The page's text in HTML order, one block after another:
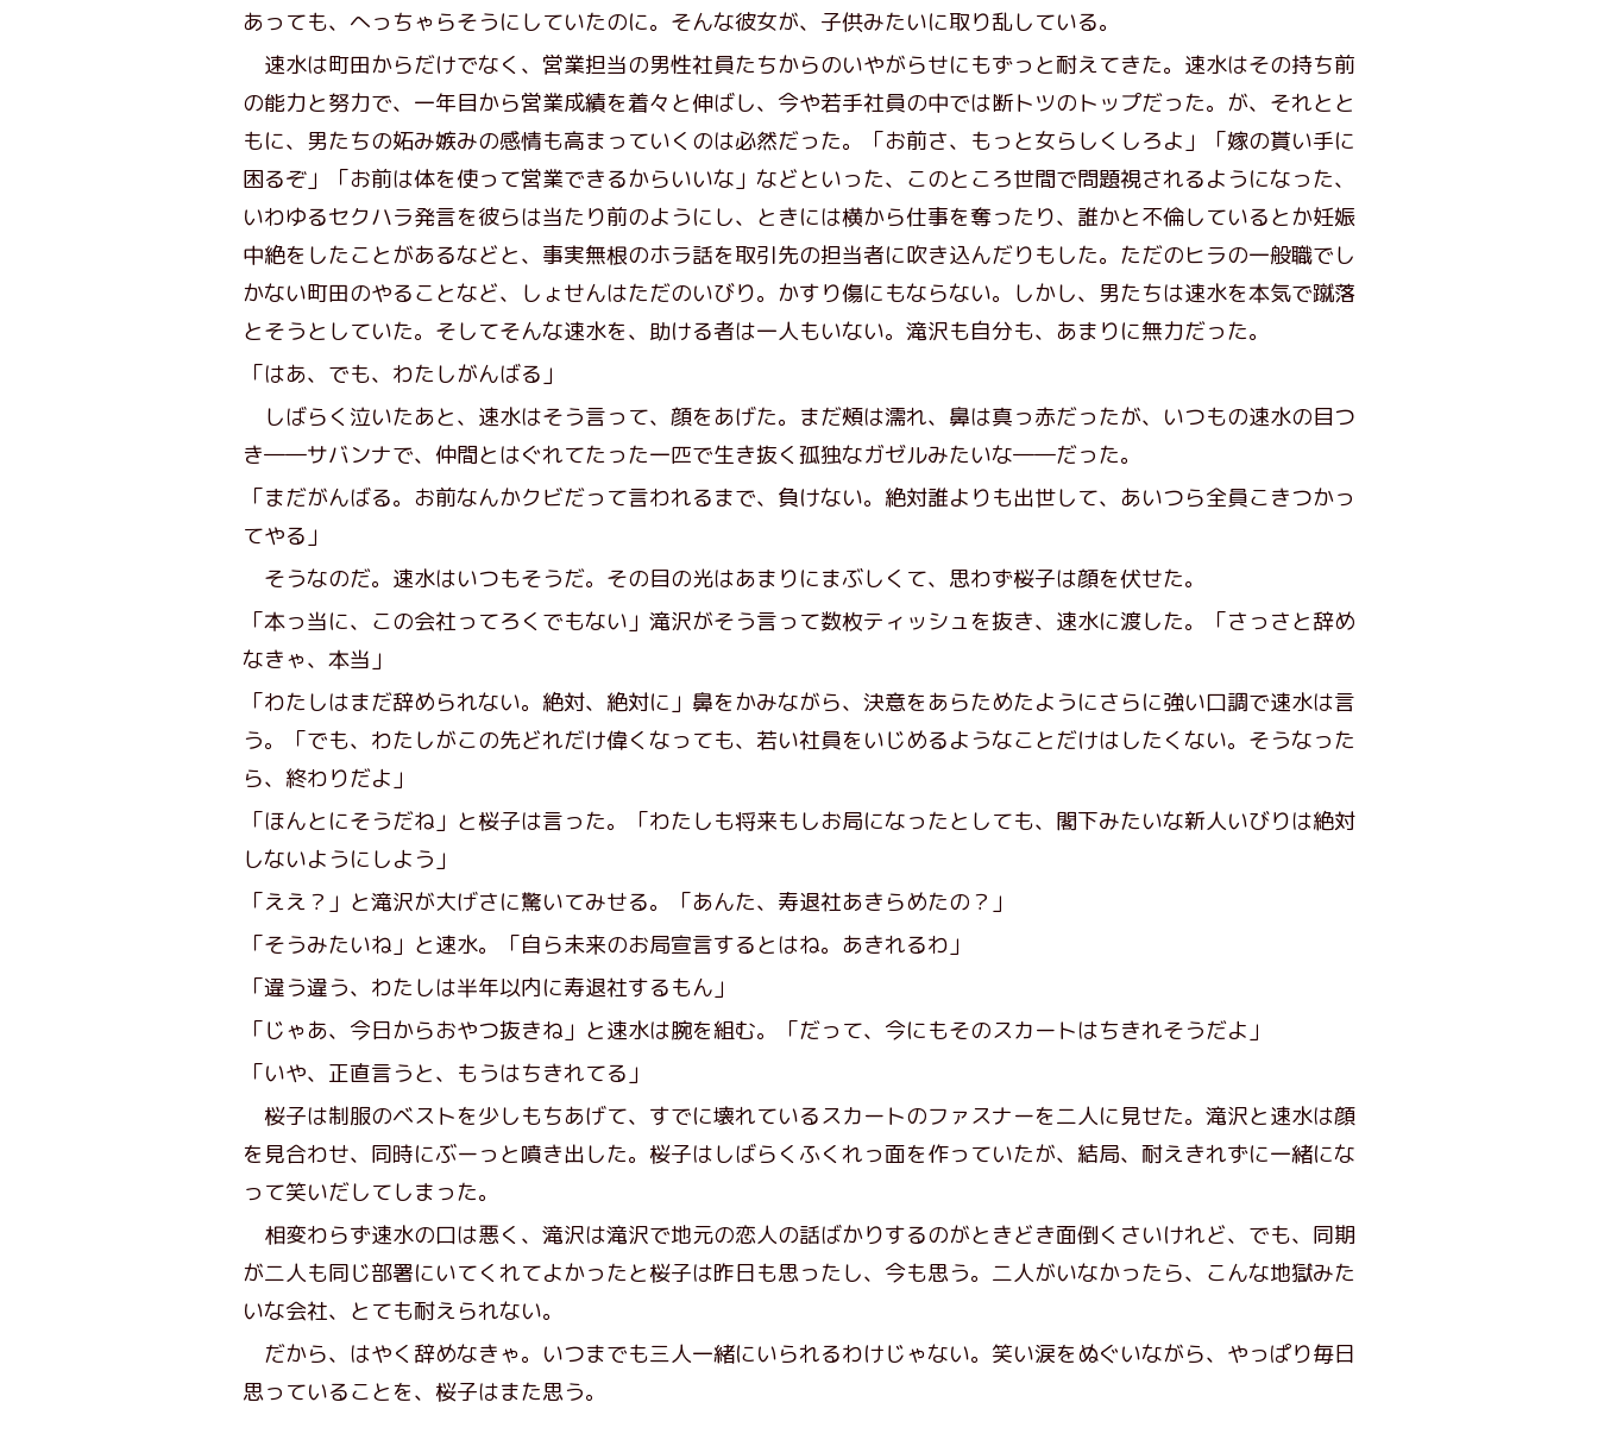
あっても、へっちゃらそうにしていたのに。そんな彼女が、子供みたいに取り乱している。
速水は町田からだけでなく、営業担当の男性社員たちからのいやがらせにもずっと耐えてきた。速水はその持ち前
の能力と努力で、一年目から営業成績を着々と伸ばし、今や若手社員の中では断トツのトップだった。が、それとと
もに、男たちの妬み嫉みの感情も高まっていくのは必然だった。「お前さ、もっと女らしくしろよ」「嫁の貰い手に
困るぞ」「お前は体を使って営業できるからいいな」などといった、このところ世間で問題視されるようになった、
いわゆるセクハラ発言を彼らは当たり前のようにし、ときには横から仕事を奪ったり、誰かと不倫しているとか妊娠
中絶をしたことがあるなどと、事実無根のホラ話を取引先の担当者に吹き込んだりもした。ただのヒラの一般職でし
かない町田のやることなど、しょせんはただのいびり。かすり傷にもならない。しかし、男たちは速水を本気で蹴落
とそうとしていた。そしてそんな速水を、助ける者は一人もいない。滝沢も自分も、あまりに無力だった。
「はあ、でも、わたしがんばる」
しばらく泣いたあと、速水はそう言って、顔をあげた。まだ頰は濡れ、鼻は真っ赤だったが、いつもの速水の目つ
き――サバンナで、仲間とはぐれてたった一匹で生き抜く孤独なガゼルみたいな――だった。
「まだがんばる。お前なんかクビだって言われるまで、負けない。絶対誰よりも出世して、あいつら全員こきつかっ
てやる」
そうなのだ。速水はいつもそうだ。その目の光はあまりにまぶしくて、思わず桜子は顔を伏せた。
「本っ当に、この会社ってろくでもない」滝沢がそう言って数枚ティッシュを抜き、速水に渡した。「さっさと辞め
なきゃ、本当」
「わたしはまだ辞められない。絶対、絶対に」鼻をかみながら、決意をあらためたようにさらに強い口調で速水は言
う。「でも、わたしがこの先どれだけ偉くなっても、若い社員をいじめるようなことだけはしたくない。そうなった
ら、終わりだよ」
「ほんとにそうだね」と桜子は言った。「わたしも将来もしお局になったとしても、閣下みたいな新人いびりは絶対
しないようにしよう」
「ええ？」と滝沢が大げさに驚いてみせる。「あんた、寿退社あきらめたの？」
「そうみたいね」と速水。「自ら未来のお局宣言するとはね。あきれるわ」
「違う違う、わたしは半年以内に寿退社するもん」
「じゃあ、今日からおやつ抜きね」と速水は腕を組む。「だって、今にもそのスカートはちきれそうだよ」
「いや、正直言うと、もうはちきれてる」
桜子は制服のベストを少しもちあげて、すでに壊れているスカートのファスナーを二人に見せた。滝沢と速水は顔
を見合わせ、同時にぶーっと噴き出した。桜子はしばらくふくれっ面を作っていたが、結局、耐えきれずに一緒にな
って笑いだしてしまった。
相変わらず速水の口は悪く、滝沢は滝沢で地元の恋人の話ばかりするのがときどき面倒くさいけれど、でも、同期
が二人も同じ部署にいてくれてよかったと桜子は昨日も思ったし、今も思う。二人がいなかったら、こんな地獄みた
いな会社、とても耐えられない。
だから、はやく辞めなきゃ。いつまでも三人一緒にいられるわけじゃない。笑い涙をぬぐいながら、やっぱり毎日
思っていることを、桜子はまた思う。